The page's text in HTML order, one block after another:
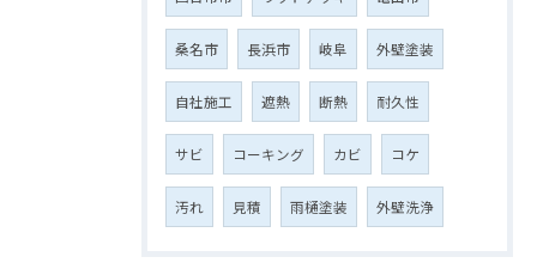
桑名市 長浜市 岐阜 外壁塗装
自社施工 遮熱 断熱 耐久性
サビ コーキング カビ コケ
汚れ 見積 雨樋塗装 外壁洗浄